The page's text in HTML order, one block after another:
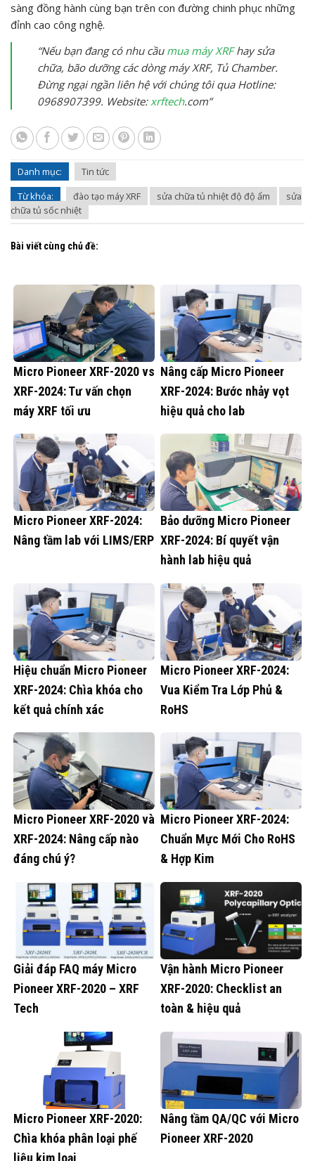
sàng đồng hành cùng bạn trên con đường chinh phục những
đỉnh cao công nghệ.
“Nếu bạn đang có nhu cầu mua máy XRFhay sửa
chữa, bão dưỡng các dòng máy XRF, Tủ Chamber.
Đừng ngại ngần liên hệ với chúng tôi qua Hotline:
0968907399. Website:xrftech.com”
Danh mục:
Tin tức
Từ khóa:
đào tạo máy XRF sửa chữa tủ nhiệt độ độ ẩm
sửa
chữa tủ sốc nhiệt
Bài viết cùng chủ đề:
Micro Pioneer XRF-2020 vs
XRF-2024: Tư vấn chọn
máy XRF tối ưu
Nâng cấp Micro Pioneer
XRF-2024: Bước nhảy vọt
hiệu quả cho lab
Micro Pioneer XRF-2024:
Nâng tầm lab với LIMS/ERP
Bảo dưỡng Micro Pioneer
XRF-2024: Bí quyết vận
hành lab hiệu quả
Hiệu chuẩn Micro Pioneer
XRF-2024: Chìa khóa cho
kết quả chính xác
Micro Pioneer XRF-2024:
Vua Kiểm Tra Lớp Phủ &
RoHS
Micro Pioneer XRF-2020 và
XRF-2024: Nâng cấp nào
đáng chú ý?
Micro Pioneer XRF-2024:
Chuẩn Mực Mới Cho RoHS
& Hợp Kim
Giải đáp FAQ máy Micro
Pioneer XRF-2020 – XRF
Tech
Vận hành Micro Pioneer
XRF-2020: Checklist an
toàn & hiệu quả
Micro Pioneer XRF-2020:
Chìa khóa phân loại phế
liệu kim loại
Nâng tầm QA/QC với Micro
Pioneer XRF-2020